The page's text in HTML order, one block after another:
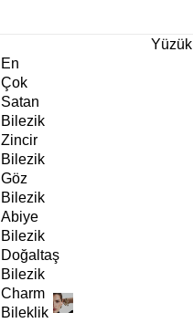
En
Çok
Satan
Bilezik
Zincir
Bilezik
Göz
Bilezik
Abiye
Bilezik
Doğaltaş
Bilezik
Charm
Bileklik
Yüzük